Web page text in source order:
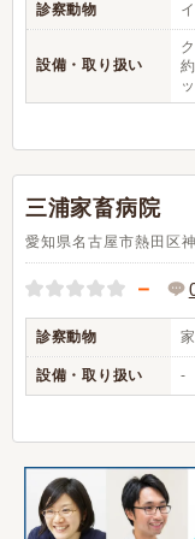
診察動物
設備・取り扱い
三浦家畜病院
愛知県名古屋市熱田区
－
診察動物
設備・取り扱い -